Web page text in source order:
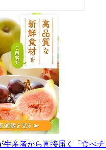
生産者から直接届く「食べチ